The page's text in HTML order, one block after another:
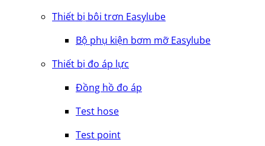
Thiết bị bôi trơn Easylube
Bộ phụ kiện bơm mỡ Easylube
Thiết bị đo áp lực
Đồng hồ đo áp
Test hose
Test point